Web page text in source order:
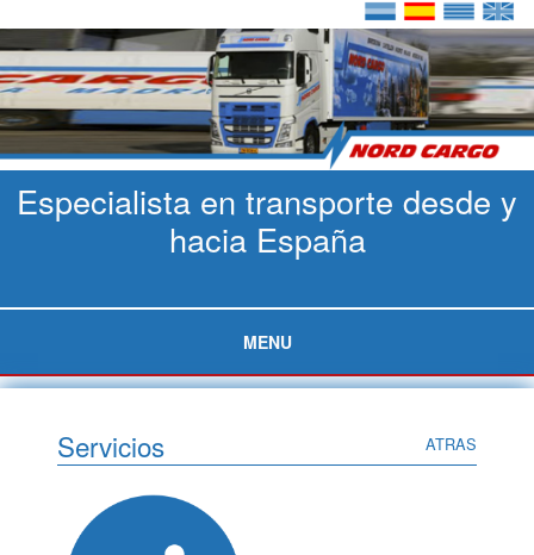
Especialista en transporte desde y
hacia España
MENU
Servicios ATRAS